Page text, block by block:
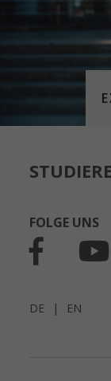
FOLGE UNS
DE | EN